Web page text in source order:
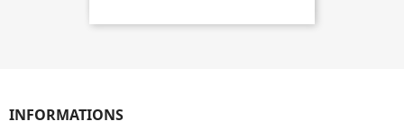
INFORMATIONS